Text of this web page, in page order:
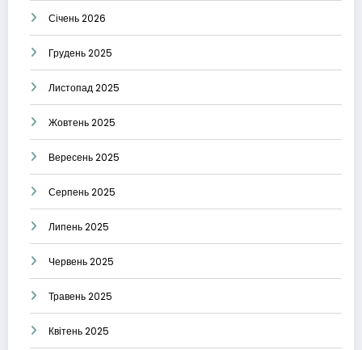
Січень 2026
Грудень 2025
Листопад 2025
Жовтень 2025
Вересень 2025
Серпень 2025
Липень 2025
Червень 2025
Травень 2025
Квітень 2025